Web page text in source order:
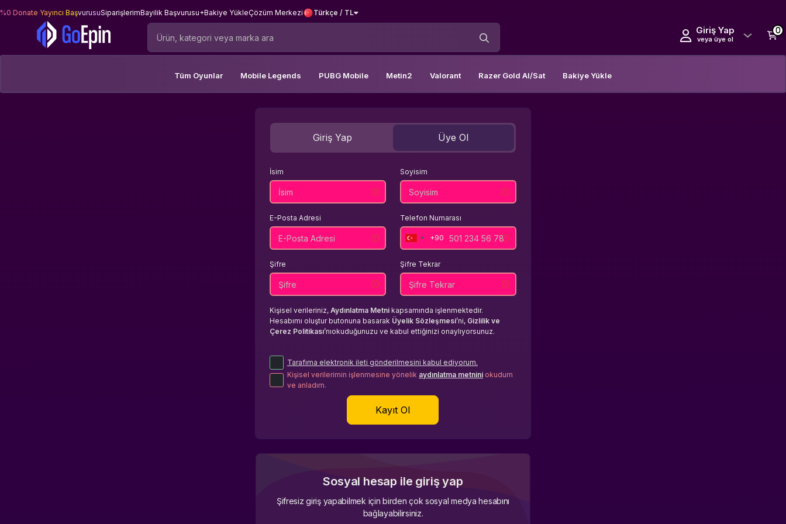
%0 Donate Yayıncı BaşvurusuSiparişlerimBayilik Başvurusu+Bakiye YükleÇözüm Merkezi Türkçe / TL
Giriş Yap
veya üye ol
0
Tüm Oyunlar Mobile Legends PUBG Mobile Metin2 Valorant Razer Gold Al/Sat Bakiye Yükle
Giriş Yap Üye Ol
İsim Soyisim
E-Posta Adresi Telefon Numarası
Turkey
+90
+90
Şifre Şifre Tekrar
Kişisel verileriniz, Aydınlatma Metnikapsamında işlenmektedir.
Hesabımı oluştur butonuna basarak Üyelik Sözleşmesi’ni, Gizlilik ve
Çerez Politikası’nıokuduğunuzu ve kabul ettiğinizi onaylıyorsunuz.
Tarafıma elektronik ileti gönderilmesini kabul ediyorum.
Kişisel verilerimin işlenmesine yönelik aydınlatma metniniokudum
ve anladım.
Kayıt Ol
Sosyal hesap ile giriş yap
Şifresiz giriş yapabilmek için birden çok sosyal medya hesabını
bağlayabilirsiniz.